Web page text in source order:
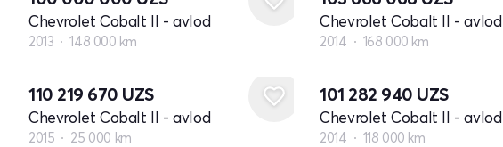
Chevrolet Cobalt II - avlod
2013 148 000 km
Chevrolet Cobalt II - avlod
2014 168 000 km
110 219 670 UZS
Chevrolet Cobalt II - avlod
2015 25 000 km
101 282 940 UZS
Chevrolet Cobalt II - avlod
2014 118 000 km